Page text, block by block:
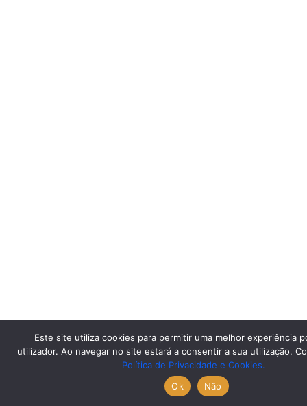
Este site utiliza cookies para permitir uma melhor experiência
utilizador. Ao navegar no site estará a consentir a sua utilização.
Política de Privacidade e Cookies.
Ok
Não